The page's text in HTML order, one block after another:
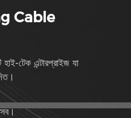
Cable
টেক এন্টারপ্রাইজ যা